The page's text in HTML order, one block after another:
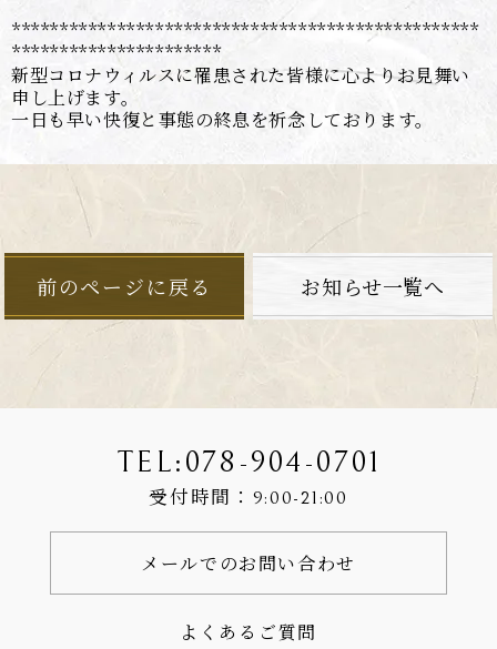
*************************************************
**********************
新型コロナウィルスに罹患された皆様に心よりお見舞い
申し上げます。
一日も早い快復と事態の終息を祈念しております。
前のページに戻る お知らせ一覧へ
TEL:078-904-0701
受付時間： 9:00-21:00
メールでのお問い合わせ
よくあるご質問